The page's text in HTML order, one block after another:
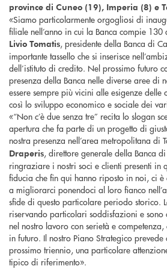
province di Cuneo (19), Imperia (8) e
«Siamo particolarmente orgogliosi di
filiale nell’anno in cui la Banca compie
Livio Tomatis, presidente della Banca di
importante tassello che si inserisce
dell’istituto di credito. Nel prossimo futuro
presenza della Banca nelle diverse aree di
essere sempre più vicini alle esigenze
così lo sviluppo economico e sociale dei
«“Non c’è due senza tre” recita lo slogan
apertura che fa parte di un progetto di
nostra presenza nell’area metropolitana di
Draperis, direttore generale della Banca
ringraziare i nostri soci e clienti presenti in
fiducia che fin qui hanno riposto in noi, ci
a migliorarci ponendoci al loro fianco
sfide di questo particolare periodo storico.
riservando particolari soddisfazioni e sono
nel nostro lavoro con serietà e
in futuro. Il nostro Piano Strategico
prossimo triennio, una particolare
tipico di riferimento».